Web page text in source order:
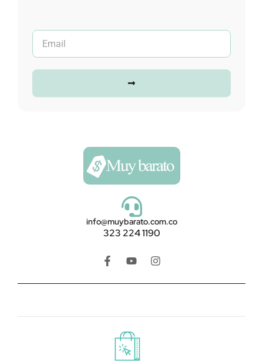
Submit
info@muybarato.com.co
323 224 1190
F
a
e
o
Y
o
t
e
I
n
t
r